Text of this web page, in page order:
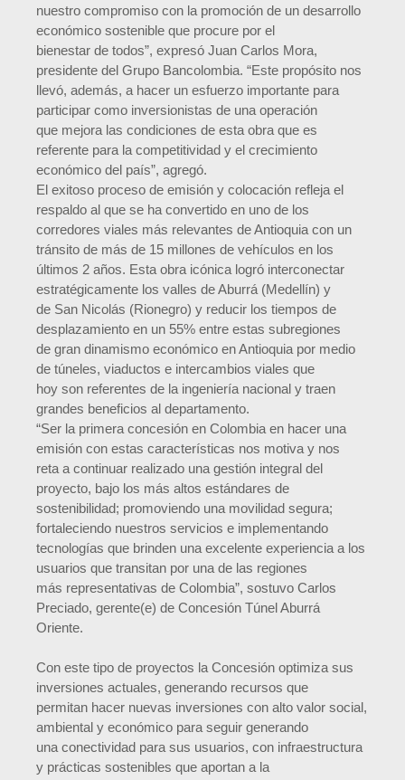
nuestro compromiso con la promoción de un desarrollo
económico sostenible que procure por el
bienestar de todos”, expresó Juan Carlos Mora,
presidente del Grupo Bancolombia. “Este propósito nos
llevó, además, a hacer un esfuerzo importante para
participar como inversionistas de una operación
que mejora las condiciones de esta obra que es
referente para la competitividad y el crecimiento
económico del país”, agregó.
El exitoso proceso de emisión y colocación refleja el
respaldo al que se ha convertido en uno de los
corredores viales más relevantes de Antioquia con un
tránsito de más de 15 millones de vehículos en los
últimos 2 años. Esta obra icónica logró interconectar
estratégicamente los valles de Aburrá (Medellín) y
de San Nicolás (Rionegro) y reducir los tiempos de
desplazamiento en un 55% entre estas subregiones
de gran dinamismo económico en Antioquia por medio
de túneles, viaductos e intercambios viales que
hoy son referentes de la ingeniería nacional y traen
grandes beneficios al departamento.
“Ser la primera concesión en Colombia en hacer una
emisión con estas características nos motiva y nos
reta a continuar realizado una gestión integral del
proyecto, bajo los más altos estándares de
sostenibilidad; promoviendo una movilidad segura;
fortaleciendo nuestros servicios e implementando
tecnologías que brinden una excelente experiencia a los
usuarios que transitan por una de las regiones
más representativas de Colombia”, sostuvo Carlos
Preciado, gerente(e) de Concesión Túnel Aburrá
Oriente.
Con este tipo de proyectos la Concesión optimiza sus
inversiones actuales, generando recursos que
permitan hacer nuevas inversiones con alto valor social,
ambiental y económico para seguir generando
una conectividad para sus usuarios, con infraestructura
y prácticas sostenibles que aportan a la